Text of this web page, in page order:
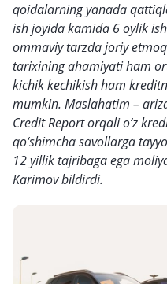
qoidalarning yanada
ish joyida kamida 6 oylik
ommaviy tarzda joriy
tarixining ahamiyati ham
kichik kechikish ham
mumkin. Maslahatim –
Credit Report orqali o‘z
qo‘shimcha savollarga
12 yillik tajribaga ega
Karimov bildirdi.